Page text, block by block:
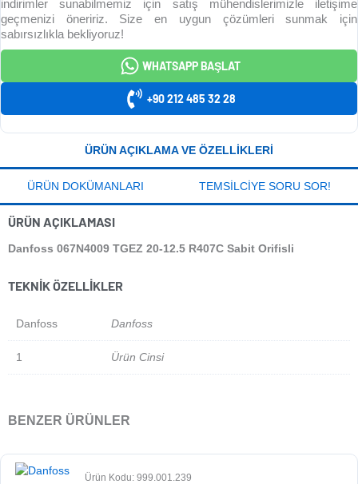
indirimler sunabilmemiz için satış mühendislerimizle iletişime
geçmenizi öneririz. Size en uygun çözümleri sunmak için
sabırsızlıkla bekliyoruz!
WHATSAPP BAŞLAT
+90 212 485 32 28
ÜRÜN AÇIKLAMA VE ÖZELLIKLERI
ÜRÜN DOKÜMANLARI TEMSILCIYE SORU SOR!
ÜRÜN AÇIKLAMASI
Danfoss 067N4009 TGEZ 20-12.5 R407C Sabit Orifisli
TEKNIK ÖZELLIKLER
Danfoss Danfoss
1 Ürün Cinsi
BENZER ÜRÜNLER
Ürün Kodu: 999.001.239